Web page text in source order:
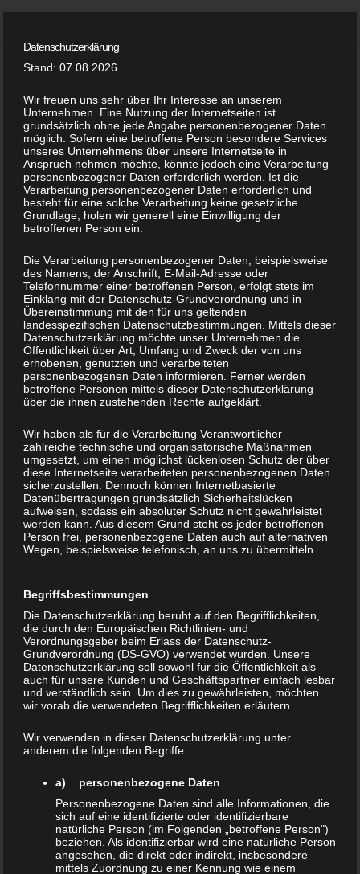
Leistungen
Team
Referenzen
Kontakt
This Post Looks Beautiful even with
Long Interesting Title
12. Dezember 2013
bernd_wilke
Photography,Web Design,WordPress
design
image
Lorem ipsum dolor sit amet, consectetur adipiscing elit.
Morbi sagittis, sem quis lacinia faucibus, orci ipsum
gravida tortor, vel interdum mi sapien ut justo. Nulla
varius consequat magna, id molestie…
Datenschutzerklärung
Stand: 07.08.2026
Wir freuen uns sehr über Ihr Interesse an unserem
Unternehmen. Eine Nutzung der Internetseiten ist
grundsätzlich ohne jede Angabe personenbezogener Daten
möglich. Sofern eine betroffene Person besondere Services
unseres Unternehmens über unsere Internetseite in
Anspruch nehmen möchte, könnte jedoch eine Verarbeitung
personenbezogener Daten erforderlich werden. Ist die
Verarbeitung personenbezogener Daten erforderlich und
besteht für eine solche Verarbeitung keine gesetzliche
Grundlage, holen wir generell eine Einwilligung der
betroffenen Person ein.
Die Verarbeitung personenbezogener Daten, beispielsweise
des Namens, der Anschrift, E-Mail-Adresse oder
Telefonnummer einer betroffenen Person, erfolgt stets im
Einklang mit der Datenschutz-Grundverordnung und in
Übereinstimmung mit den für uns geltenden
landesspezifischen Datenschutzbestimmungen. Mittels dieser
Datenschutzerklärung möchte unser Unternehmen die
Öffentlichkeit über Art, Umfang und Zweck der von uns
erhobenen, genutzten und verarbeiteten
personenbezogenen Daten informieren. Ferner werden
betroffene Personen mittels dieser Datenschutzerklärung
über die ihnen zustehenden Rechte aufgeklärt.
Wir haben als für die Verarbeitung Verantwortlicher
zahlreiche technische und organisatorische Maßnahmen
umgesetzt, um einen möglichst lückenlosen Schutz der über
diese Internetseite verarbeiteten personenbezogenen Daten
sicherzustellen. Dennoch können Internetbasierte
Datenübertragungen grundsätzlich Sicherheitslücken
aufweisen, sodass ein absoluter Schutz nicht gewährleistet
werden kann. Aus diesem Grund steht es jeder betroffenen
Person frei, personenbezogene Daten auch auf alternativen
Wegen, beispielsweise telefonisch, an uns zu übermitteln.
Begriffsbestimmungen
Die Datenschutzerklärung beruht auf den Begrifflichkeiten,
die durch den Europäischen Richtlinien- und
Verordnungsgeber beim Erlass der Datenschutz-
Grundverordnung (DS-GVO) verwendet wurden. Unsere
Datenschutzerklärung soll sowohl für die Öffentlichkeit als
auch für unsere Kunden und Geschäftspartner einfach lesbar
und verständlich sein. Um dies zu gewährleisten, möchten
wir vorab die verwendeten Begrifflichkeiten erläutern.
Wir verwenden in dieser Datenschutzerklärung unter
anderem die folgenden Begriffe:
a) personenbezogene Daten
Personenbezogene Daten sind alle Informationen, die
sich auf eine identifizierte oder identifizierbare
natürliche Person (im Folgenden „betroffene Person")
beziehen. Als identifizierbar wird eine natürliche Person
angesehen, die direkt oder indirekt, insbesondere
mittels Zuordnung zu einer Kennung wie einem